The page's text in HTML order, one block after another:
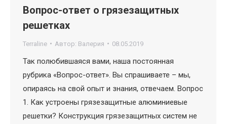
Вопрос-ответ о грязезащитных
решетках
Terraline Автор: Валерия 08.05.2019
Так полюбившаяся вами, наша постоянная
рубрика «Вопрос-ответ». Вы спрашиваете – мы,
опираясь на свой опыт и знания, отвечаем. Вопрос
1. Как устроены грязезащитные алюминиевые
решетки? Конструкция грязезащитных систем не